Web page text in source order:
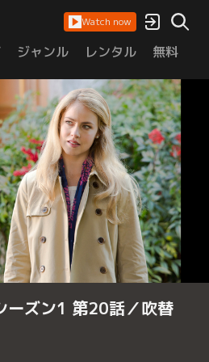
Watch now
ジャンル レンタル 無料
ーズン1 第20話／吹替